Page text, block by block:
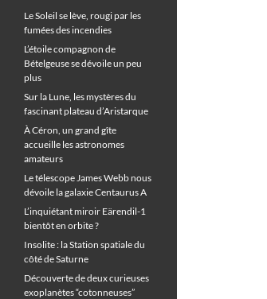
Le Soleil se lève, rougi par les
fumées des incendies
L’étoile compagnon de
Bételgeuse se dévoile un peu
plus
Sur la Lune, les mystères du
fascinant plateau d’Aristarque
À Céron, un grand gîte
accueille les astronomes
amateurs
Le télescope James Webb nous
dévoile la galaxie Centaurus A
L’inquiétant miroir Eärendil-1
bientôt en orbite ?
Insolite : la Station spatiale du
côté de Saturne
Découverte de deux curieuses
exoplanètes “cotonneuses”